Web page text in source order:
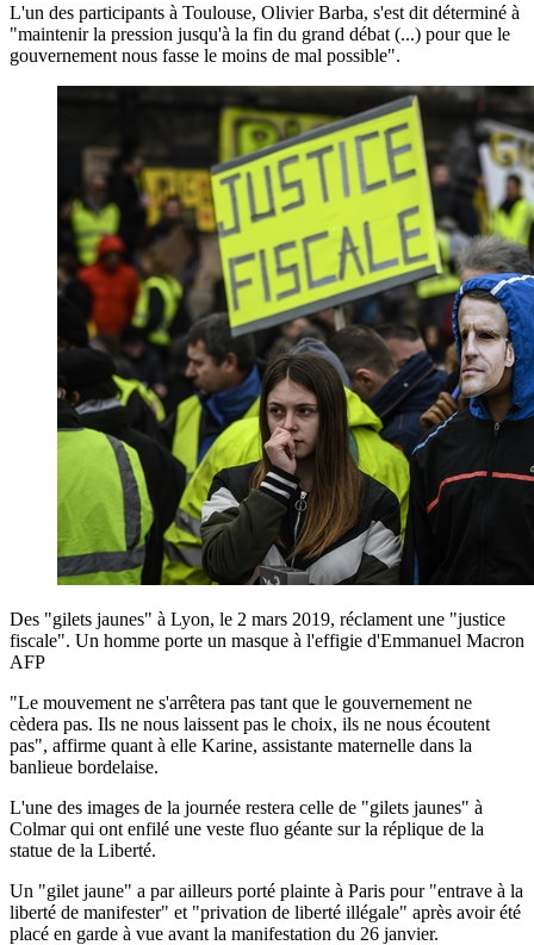
L'un des participants à Toulouse, Olivier Barba, s'est dit déterminé à
"maintenir la pression jusqu'à la fin du grand débat (...) pour que le
gouvernement nous fasse le moins de mal possible".
Des "gilets jaunes" à Lyon, le 2 mars 2019, réclament une "justice
fiscale". Un homme porte un masque à l'effigie d'Emmanuel Macron
AFP
"Le mouvement ne s'arrêtera pas tant que le gouvernement ne
cèdera pas. Ils ne nous laissent pas le choix, ils ne nous écoutent
pas", affirme quant à elle Karine, assistante maternelle dans la
banlieue bordelaise.
L'une des images de la journée restera celle de "gilets jaunes" à
Colmar qui ont enfilé une veste fluo géante sur la réplique de la
statue de la Liberté.
Un "gilet jaune" a par ailleurs porté plainte à Paris pour "entrave à la
liberté de manifester" et "privation de liberté illégale" après avoir été
placé en garde à vue avant la manifestation du 26 janvier.